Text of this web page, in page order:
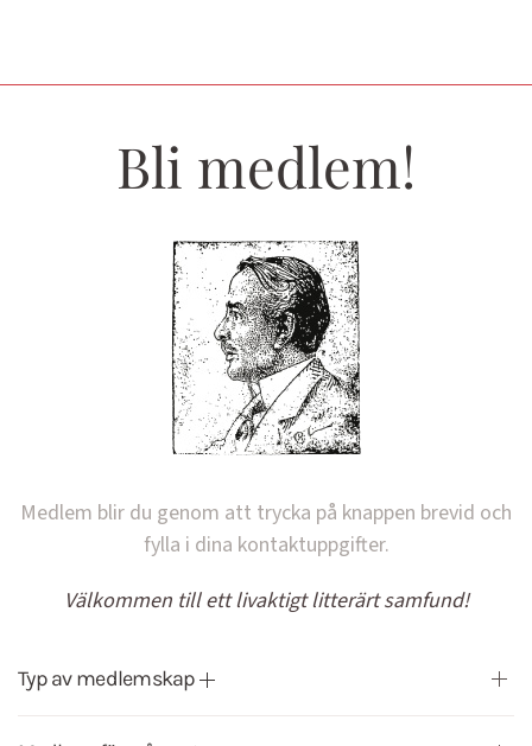
Bli medlem!
Medlem blir du genom att trycka på knappen brevid och
fylla i dina kontaktuppgifter.
Välkommen till ett livaktigt litterärt samfund!
Typ av medlemskap